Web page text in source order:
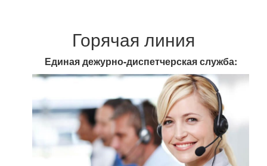
Горячая линия
Единая дежурно-диспетчерская служба: